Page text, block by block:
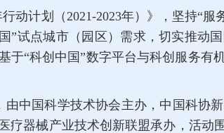
动计划（2021-2023年）》，坚持“
”试点城市（园区）需求，切实推动
于“科创中国”数字平台与科创服务
由中国科学技术协会主办，中国科协
疗器械产业技术创新联盟承办，活